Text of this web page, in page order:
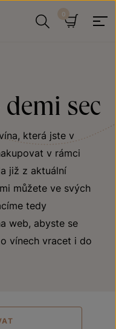
sec
která jste v
v rámci
již z aktuální
můžete ve svých
tedy
web, abyste se
vínech vracet i do